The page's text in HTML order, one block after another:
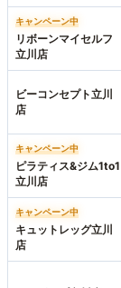
キャンペーン中
リボーンマイセルフ
立川店
ビーコンセプト立川
店
キャンペーン中
ピラティス&ジム1to1
立川店
キャンペーン中
キュットレッグ立川
店